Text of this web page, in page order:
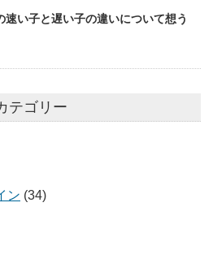
速い子と遅い子の違いについて想う
テゴリー
ン (34)